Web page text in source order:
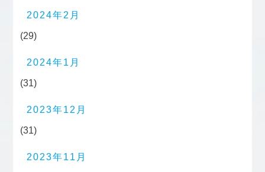
2024年2月
(29)
2024年1月
(31)
2023年12月
(31)
2023年11月